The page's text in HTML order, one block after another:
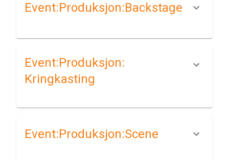
Event:​Produksjon:​Backstage
Event:​Produksjon:​
Kringkasting
Event:​Produksjon:​Scene